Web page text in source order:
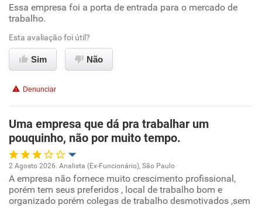
Oportunidade de promoção
Ambiente de trabalho
Conciliação com a vida familiar
Recomenda esta empresa
Recomenda a diretoria
Essa empresa foi a porta de entrada para o mercado de
trabalho.
Esta avaliação foi útil?
Sim Não
Denunciar
Uma empresa que dá pra trabalhar um
pouquinho, não por muito tempo.
Oportunidade de promoção
2 Agosto 2026. Analista (Ex-Funcionário), São Paulo
A empresa não fornece muito crescimento profissional,
porém tem seus preferidos , local de trabalho bom e
organizado porém colegas de trabalho desmotivados ,sem